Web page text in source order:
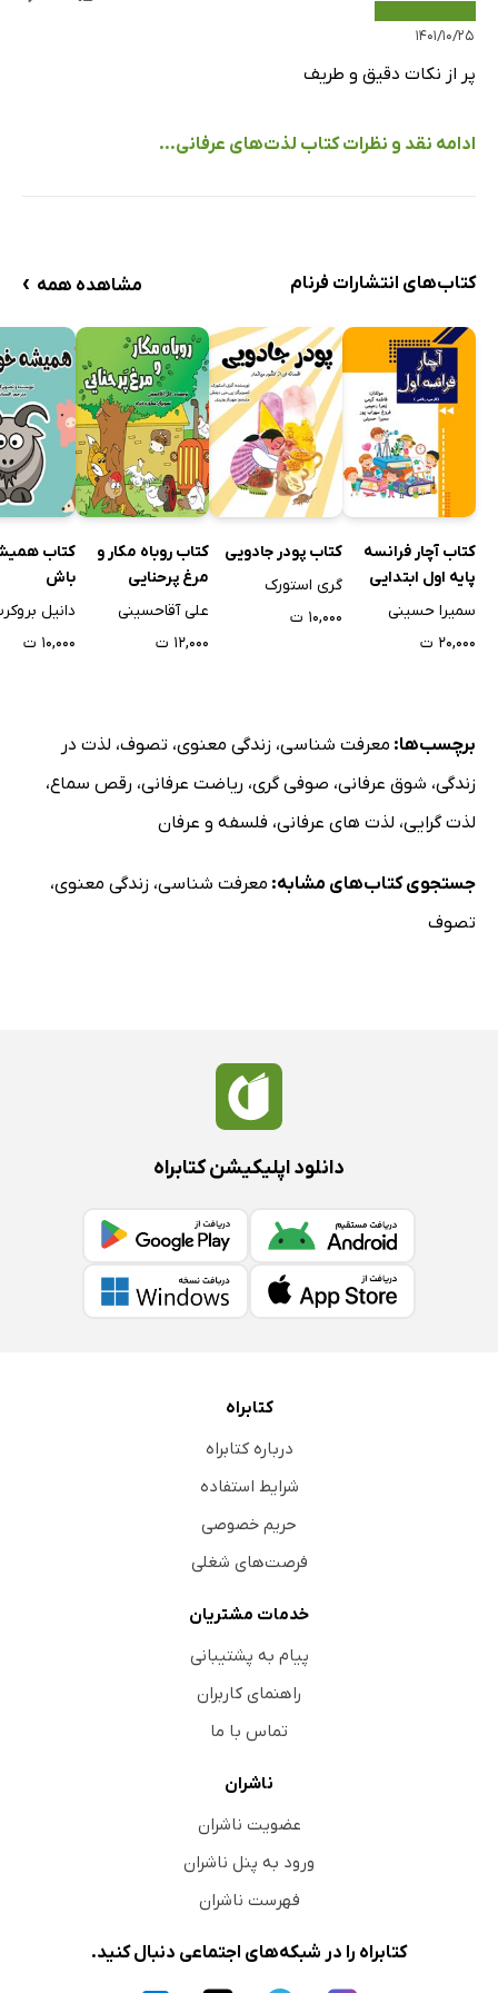
10- لذّت محبّت
نمونه‌ی عینی از دریافت لذت‌های عرفانی
۱۴۰۱/۱۰/۲۵
پر از نکات دقیق و طریف
ادامه نقد و نظرات کتاب لذت‌های عرفانی...
کتاب‌های انتشارات فرنام مشاهده همه ›
کتاب آچار فرانسه
پایه اول ابتدایی
سمیرا حسینی
۲۰,۰۰۰ ت
کتاب پودر جادویی
گری استورک
۱۰,۰۰۰ ت
کتاب روباه مکار و
مرغ پرحنایی
علی آقاحسینی
۱۲,۰۰۰ ت
کتاب
باش
دانیل
۱۰,۰۰۰ ت
برچسب‌ها: معرفت شناسی، زندگی معنوی، تصوف، لذت در
زندگی، شوق عرفانی، صوفی گری، ریاضت عرفانی، رقص سماع،
لذت گرایی، لذت های عرفانی، فلسفه و عرفان
جستجوی کتاب‌های مشابه: معرفت شناسی، زندگی معنوی،
تصوف
دانلود اپلیکیشن کتابراه
کتابراه
درباره کتابراه
شرایط استفاده
حریم خصوصی
فرصت‌های شغلی
خدمات مشتریان
پیام به پشتیبانی
راهنمای کاربران
تماس با ما
ناشران
عضویت ناشران
ورود به پنل ناشران
فهرست ناشران
کتابراه را در شبکه‌های اجتماعی دنبال کنید.